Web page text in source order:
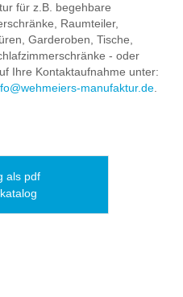
für z.B. begehbare
Raumteiler,
Garderoben, Tische,
- oder
Ihre Kontaktaufnahme unter:
manufaktur.de
als pdf